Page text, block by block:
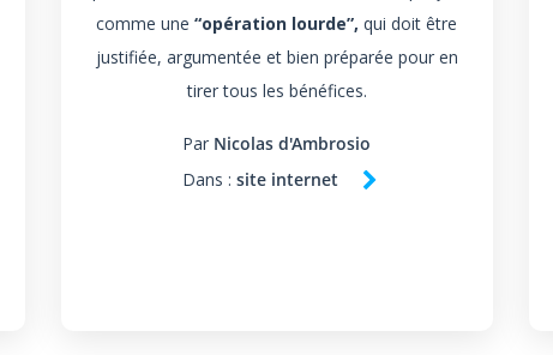
comme une“opération lourde”, qui doit être
justifiée, argumentée et bien préparée pour en
tirer tous les bénéfices.
Par Nicolas d'Ambrosio
Dans :site internet